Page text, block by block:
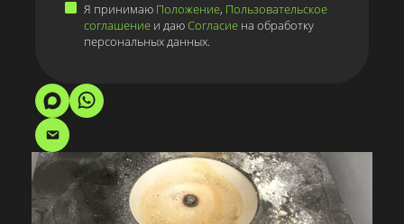
Я принимаю Положение, Пользовательское
соглашение и даюСогласие на обработку
персональных данных.